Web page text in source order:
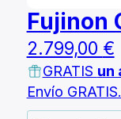
Fujinon
2.799,00 €
GRATIS un
Envío GRATIS.